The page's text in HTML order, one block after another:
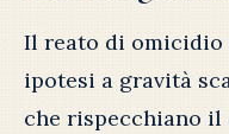
Il reato di
ipotesi a gravità
che rispecchiano